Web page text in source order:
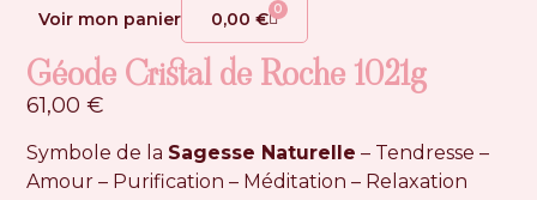
Voir mon panier
0,00€ 0
Géode Cristal de Roche 1021g
61,00€
Symbole de la Sagesse Naturelle – Tendresse –
Amour – Purification – Méditation – Relaxation